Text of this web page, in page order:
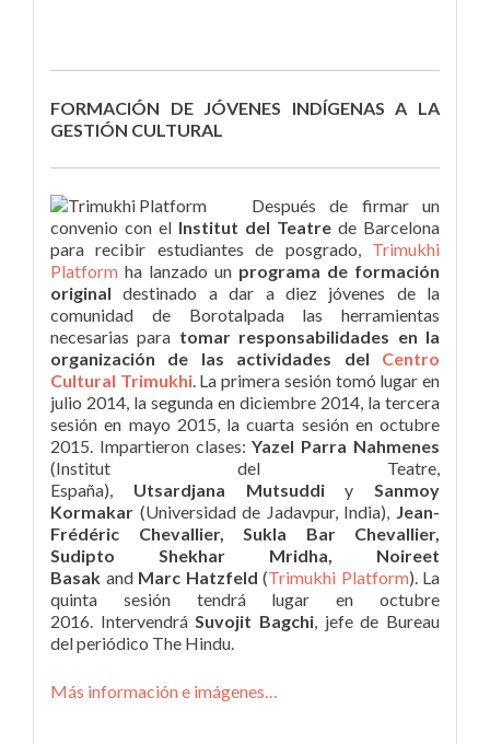
FORMACIÓN DE JÓVENES INDÍGENAS A LA
GESTIÓN CULTURAL
Después de firmar un
convenio con el Institut del Teatre de Barcelona
para recibir estudiantes de posgrado, Trimukhi
Platform ha lanzado un programa de formación
original destinado a dar a diez jóvenes de la
comunidad de Borotalpada las herramientas
necesarias para tomar responsabilidades en la
organización de las actividades del Centro
Cultural Trimukhi. La primera sesión tomó lugar en
julio 2014, la segunda en diciembre 2014, la tercera
sesión en mayo 2015, la cuarta sesión en octubre
2015. Impartieron clases:Yazel Parra Nahmenes
(Institut del Teatre,
España), Utsardjana Mutsuddiy Sanmoy
Kormakar (Universidad de Jadavpur, India), Jean-
Frédéric Chevallier, Sukla Bar Chevallier,
Sudipto Shekhar Mridha, Noireet
Basak and Marc Hatzfeld (Trimukhi Platform). La
quinta sesión tendrá lugar en octubre
2016. IntervendráSuvojit Bagchi, jefe de Bureau
del periódico The Hindu.
Más información e imágenes…